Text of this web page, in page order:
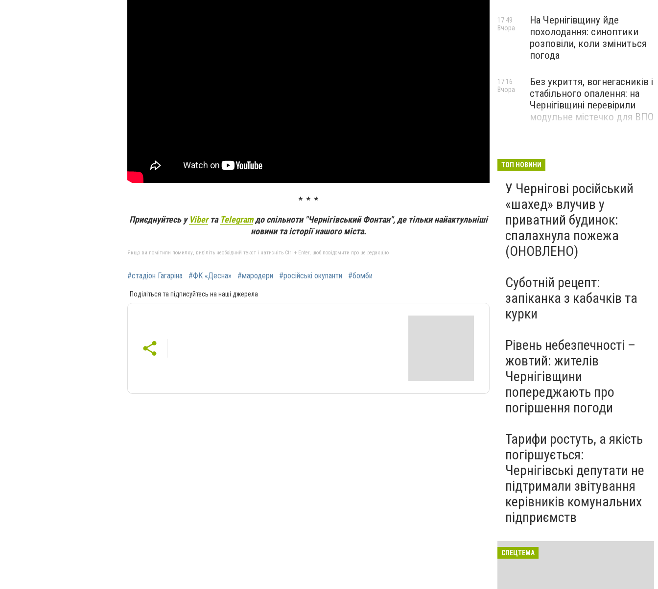
* * *
Приєднуйтесь у Viberта Telegramдо спільноти "Чернігівський Фонтан", де тільки найактульніші
новини та історії нашого міста.
Якщо ви помітили помилку, виділіть необхідний текст і натисніть Ctrl + Enter, щоб повідомити про це редакцію
#стадіон Гагаріна #ФК «Десна» #мародери #російські окупанти #бомби
Поділіться та підписуйтесь на наші джерела
На Чернігівщину йде
похолодання: синоптики
розповіли, коли зміниться
погода
17:49
Вчора
Без укриття, вогнегасників і
стабільного опалення: на
Чернігівщині перевірили
модульне містечко для ВПО
17:16
Вчора
ТОП НОВИНИ
У Чернігові російський
«шахед» влучив у
приватний будинок:
спалахнула пожежа
(ОНОВЛЕНО)
Суботній рецепт:
запіканка з кабачків та
курки
Рівень небезпечності –
жовтий: жителів
Чернігівщини
попереджають про
погіршення погоди
Тарифи ростуть, а якість
погіршується:
Чернігівські депутати не
підтримали звітування
керівників комунальних
підприємств
СПЕЦТЕМА